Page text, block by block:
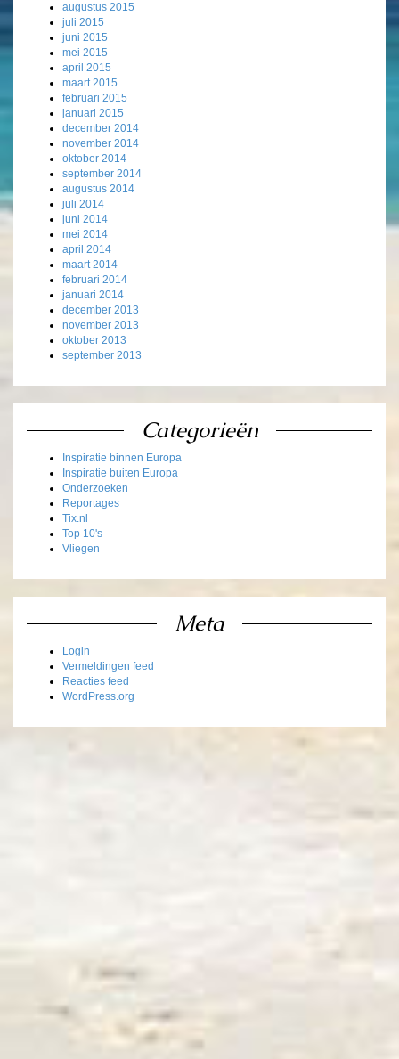
augustus 2015
juli 2015
juni 2015
mei 2015
april 2015
maart 2015
februari 2015
januari 2015
december 2014
november 2014
oktober 2014
september 2014
augustus 2014
juli 2014
juni 2014
mei 2014
april 2014
maart 2014
februari 2014
januari 2014
december 2013
november 2013
oktober 2013
september 2013
Categorieën
Inspiratie binnen Europa
Inspiratie buiten Europa
Onderzoeken
Reportages
Tix.nl
Top 10's
Vliegen
Meta
Login
Vermeldingen feed
Reacties feed
WordPress.org